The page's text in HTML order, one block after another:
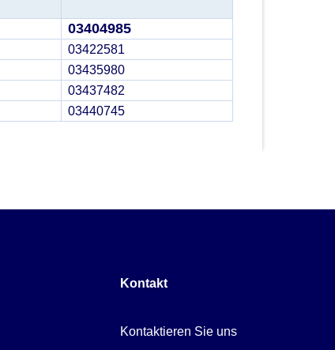
03404985
03422581
03435980
03437482
03440745
Kontakt
Kontaktieren Sie uns